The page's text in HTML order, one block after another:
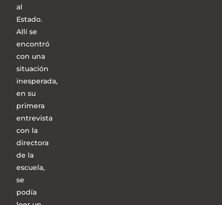
al
Estado.
Allí se
encontró
con una
situación
inesperada,
en su
primera
entrevista
con la
directora
de la
escuela,
se
podía